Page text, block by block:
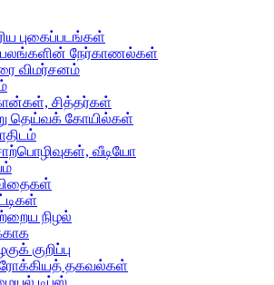
புகைப்படங்கள்
நேர்காணல்கள்
விமர்சனம்
சித்தர்கள்
தெய்வக் கோயில்கள்
வீடியோ
நிழல்
குறிப்பு
தகவல்கள்
டிப்ஸ்